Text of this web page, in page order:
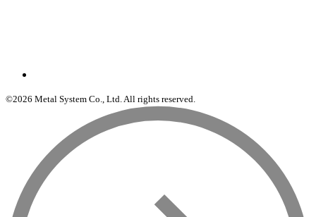
©2026 Metal System Co., Ltd. All rights reserved.